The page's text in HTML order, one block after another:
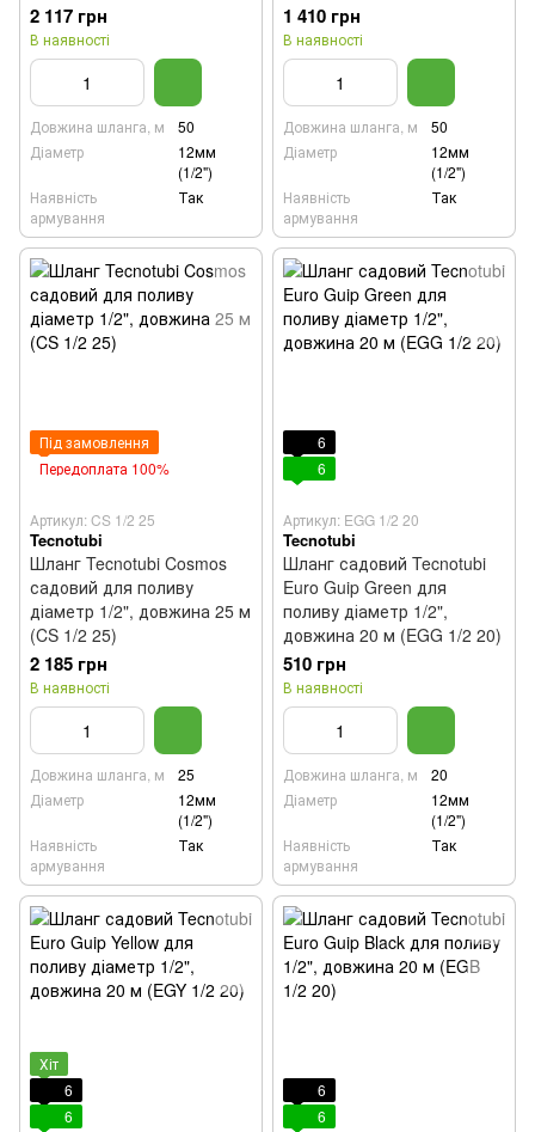
2 117 грн
В наявності
Довжина шланга, м
50
Діаметр
12мм
(1/2")
Наявність
армування
Так
1 410 грн
В наявності
Довжина шланга, м
50
Діаметр
12мм
(1/2")
Наявність
армування
Так
Під замовлення
Передоплата 100%
Артикул: CS 1/2 25
Tecnotubi
Шланг Tecnotubi Cosmos
садовий для поливу
діаметр 1/2", довжина 25 м
(CS 1/2 25)
2 185 грн
В наявності
Довжина шланга, м
25
Діаметр
12мм
(1/2")
Наявність
армування
Так
6
6
Артикул: EGG 1/2 20
Tecnotubi
Шланг садовий Tecnotubi
Euro Guip Green для
поливу діаметр 1/2",
довжина 20 м (EGG 1/2 20)
510 грн
В наявності
Довжина шланга, м
20
Діаметр
12мм
(1/2")
Наявність
армування
Так
Хіт
6
6
6
6